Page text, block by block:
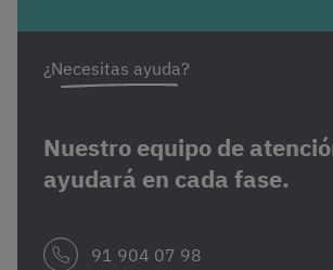
¿Necesitas ayuda?
Nuestro equipo de
ayudará en cada fase.
91 904 07 98